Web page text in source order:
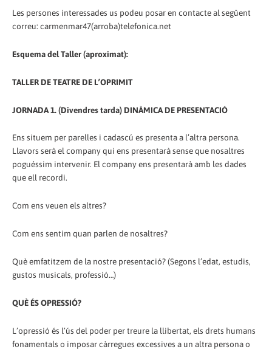
Les persones interessades us podeu posar en contacte al següent
correu: carmenmar47(arroba)telefonica.net
Esquema del Taller (aproximat):
TALLER DE TEATRE DE L’OPRIMIT
JORNADA 1. (Divendres tarda) DINÀMICA DE PRESENTACIÓ
Ens situem per parelles i cadascú es presenta a l’altra persona.
Llavors serà el company qui ens presentarà sense que nosaltres
poguéssim intervenir. El company ens presentarà amb les dades
que ell recordi.
Com ens veuen els altres?
Com ens sentim quan parlen de nosaltres?
Què emfatitzem de la nostre presentació? (Segons l’edat, estudis,
gustos musicals, professió…)
QUÈ ÉS OPRESSIÓ?
L’opressió és l’ús del poder per treure la llibertat, els drets humans
fonamentals o imposar càrregues excessives a un altra persona o